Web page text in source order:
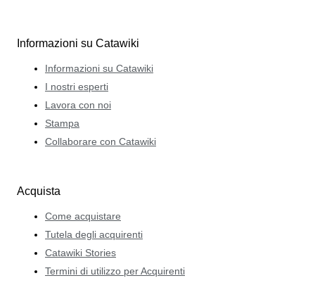
Informazioni su Catawiki
Informazioni su Catawiki
I nostri esperti
Lavora con noi
Stampa
Collaborare con Catawiki
Acquista
Come acquistare
Tutela degli acquirenti
Catawiki Stories
Termini di utilizzo per Acquirenti